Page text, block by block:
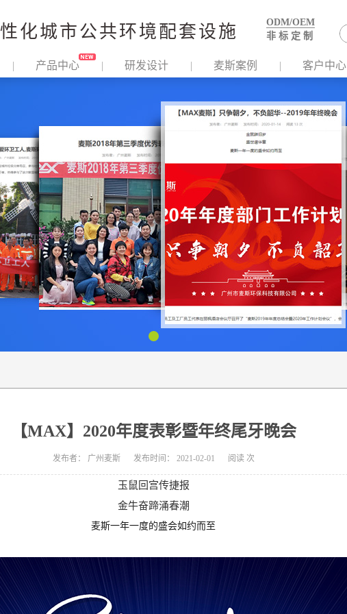
化城市公共环境配套设施
ODM/OEM
非 标 定 制
产品中心 研发设计 麦斯案例 客户中心
【MAX】2020年度表彰暨年终尾牙晚会
发布者： 广州麦斯 发布时间： 2021-02-01 阅读 次
玉鼠回宫传捷报
金牛奋蹄涌春潮
麦斯一年一度的盛会如约而至